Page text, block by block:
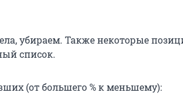
убираем. Также некоторые
список.
(от большего % к меньшему):